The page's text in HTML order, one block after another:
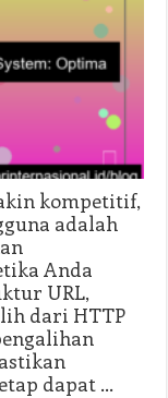
kompetitif,
adalah
Anda
URL,
dari HTTP
dapat …